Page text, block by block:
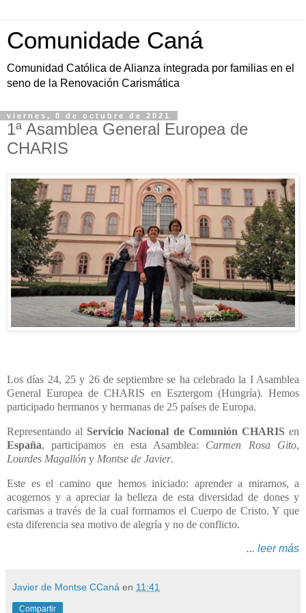
Comunidade Caná
Comunidad Católica de Alianza integrada por familias en el
seno de la Renovación Carismática
viernes, 8 de octubre de 2021
1ª Asamblea General Europea de
CHARIS
Los días 24, 25 y 26 de septiembre se ha celebrado la I Asamblea
General Europea de CHARIS en Esztergom (Hungría). Hemos
participado hermanos y hermanas de 25 países de Europa.
Representando al Servicio Nacional de Comunión CHARISen
España, participamos en esta Asamblea: Carmen Rosa Gito,
Lourdes Magallón y Montse de Javier.
Este es el camino que hemos iniciado: aprender a mirarnos, a
acogernos y a apreciar la belleza de esta diversidad de dones y
carismas a través de la cual formamos el Cuerpo de Cristo. Y que
esta diferencia sea motivo de alegría y no de conflicto.
... leer más
Javier de Montse CCaná en 11:41
Compartir